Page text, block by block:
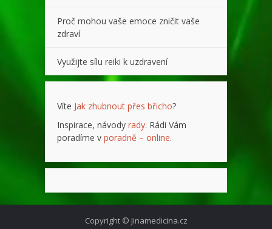
Proč mohou vaše emoce zničit vaše
zdraví
Využijte sílu reiki k uzdravení
Víte Jak zhubnout přes břicho?
Inspirace, návody rady. Rádi Vám
poradíme v poradně – online.
Copyright © Jinamedicina.cz